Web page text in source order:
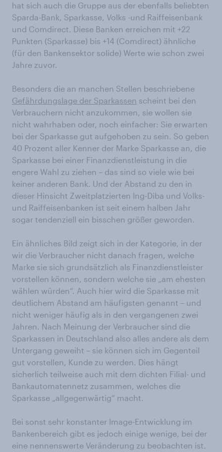
hat sich auch die Gruppe aus der ebenfalls beliebten
Sparda-Bank, Sparkasse, Volks -und Raiffeisenbank
und Comdirect. Diese Banken erreichen mit +22
Punkten (Sparkasse) bis +14 (Comdirect) ähnliche
(für den Bankensektor solide) Werte wie schon zwei
Jahre zuvor.
Besonders die an manchen Stellen beschriebene
Gefährdungslage der Sparkassen scheint bei den
Verbrauchern nicht anzukommen, sie wollen sie
nicht wahrhaben oder, noch einfacher: Sie erwarten
bei der Sparkasse gut aufgehoben zu sein. So geben
40 Prozent aller Kenner der Marke Sparkasse an, die
Sparkasse bei einer Finanzdienstleistung in die
engere Wahl zu ziehen – das sind so viele wie bei
keiner anderen Bank. Und der Abstand zu den in
dieser Hinsicht Zweitplatzierten Ing-Diba und Volks-
und Raiffeisenbanken ist seit einem halben Jahr
sogar tendenziell ein bisschen größer geworden.
Ein ähnliches Bild zeigt sich in der Kategorie, in der
wir die Verbraucher nicht danach fragen, welche
Marke sie sich grundsätzlich als Finanzdienstleister
vorstellen können, sondern welche sie „am ehesten
wählen würden“. Auch hier wird die Sparkasse mit
deutlichem Abstand am häufigsten genannt – und
nicht weniger häufig als in den vergangenen zwei
Jahren. Nach Meinung der Verbraucher sind die
Sparkassen in Deutschland also alles andere als dem
Untergang geweiht – sie können sich im Gegenteil
gut vorstellen, Kunde zu werden. Dies hängt
sicherlich teilweise auch mit dem dichten Filial- und
Bankautomatennetz zusammen, welches die
Sparkasse „allgegenwärtig“ macht.
Bei sonst sehr konstanter Image-Entwicklung im
Bankenbereich gibt es jedoch einige wenige, bei der
eine nennenswerte Veränderung zu beobachten ist.